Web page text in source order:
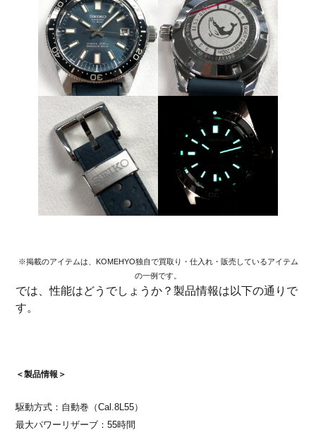
※掲載のアイテムは、KOMEHYO独自で買取り・仕入れ・販売しているアイテム
の一例です。
では、性能はどうでしょうか？製品情報は以下の通りで
す。
＜製品情報＞
駆動方式：自動巻（Cal.8L55）
最大パワーリザーブ：55時間